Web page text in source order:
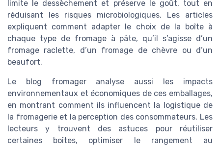
limite le dessèchement et préserve le goût, tout en
réduisant les risques microbiologiques. Les articles
expliquent comment adapter le choix de la boîte à
chaque type de fromage à pâte, qu’il s’agisse d’un
fromage raclette, d’un fromage de chèvre ou d’un
beaufort.
Le blog fromager analyse aussi les impacts
environnementaux et économiques de ces emballages,
en montrant comment ils influencent la logistique de
la fromagerie et la perception des consommateurs. Les
lecteurs y trouvent des astuces pour réutiliser
certaines boîtes, optimiser le rangement au